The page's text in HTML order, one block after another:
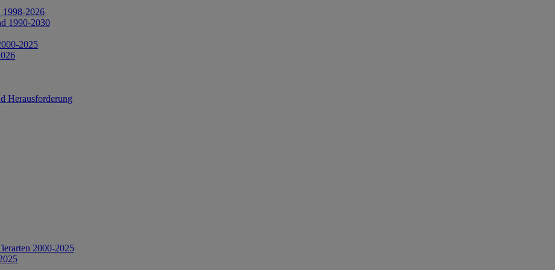
1998-2026
1990-2030
2025
Herausforderung
2000-2025